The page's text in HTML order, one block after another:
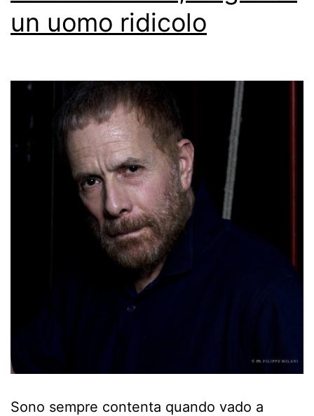
un uomo ridicolo
Sono sempre contenta quando vado a